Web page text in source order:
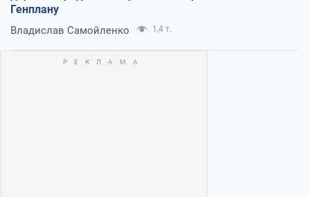
Генплану
Владислав Самойленко 1,4 т.